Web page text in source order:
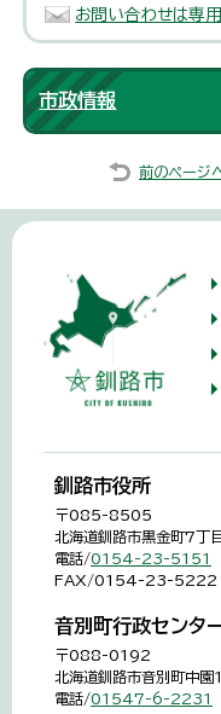
お問い合わせは専
市政情報
前のページ
釧路市役所
〒085-8505
北海道釧路市黒金町7丁
電話/0154-23-5151
FAX/0154-23-5222
音別町行政センタ
〒088-0192
北海道釧路市音別町中
電話/01547-6-2231